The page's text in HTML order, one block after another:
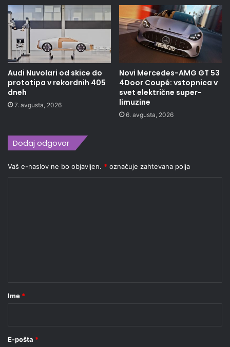
Audi Nuvolari od skice do
prototipa v rekordnih 405
dneh
7. avgusta, 2026
Novi Mercedes-AMG GT 53
4Door Coupé: vstopnica v
svet električne super-
limuzine
6. avgusta, 2026
Dodaj odgovor
Vaš e-naslov ne bo objavljen. * označuje zahtevana polja
rIme *
E-pošta *